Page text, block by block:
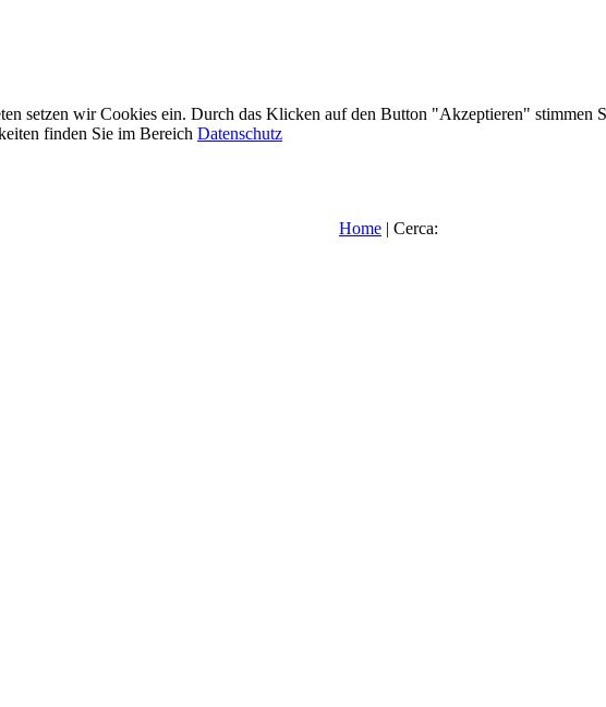
setzen wir Cookies ein. Durch das Klicken auf den Button "Akzeptieren" stimmen
finden Sie im Bereich Datenschutz
Home | Cerca: